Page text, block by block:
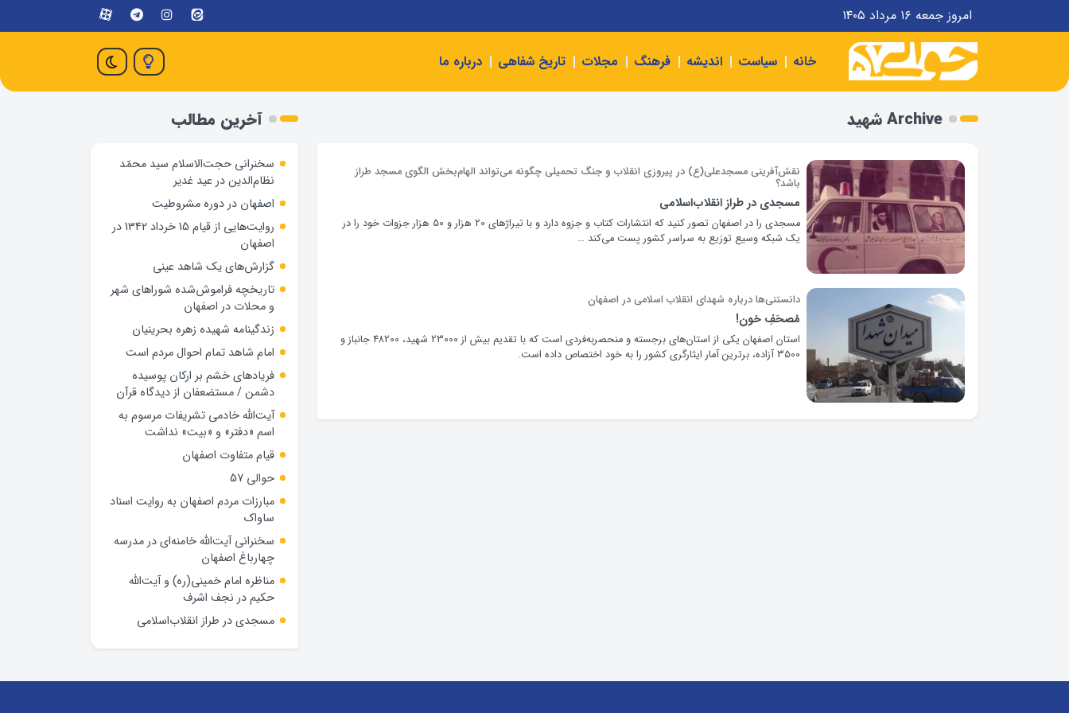
امروز جمعه ۱۶ مرداد ۱۴۰۵
خانه سیاست اندیشه فرهنگ مجلات تاریخ شفاهی درباره ما
Archive شهید
نقش‌آفرینی مسجدعلی(ع) در پیروزی انقلاب و جنگ تحمیلی چگونه می‌تواند الهام‌بخش الگوی مسجد طراز
باشد؟
مسجدی در طراز انقلاب‌اسلامی
مسجدی را در اصفهان تصور کنید که انتشارات کتاب و جزوه دارد و با تیراژهای 20 هزار و 50 هزار جزوات خود را در
یک شبکه وسیع توزیع به سراسر کشور پست می‌کند …
دانستنی‌ها درباره شهدای انقلاب اسلامی در اصفهان
مُصحَفِ خون!
استان اصفهان یکی از استان‌های برجسته و منحصربه‌فردی است که با تقدیم بیش از 23000 شهید، 48200 جانباز و
3500 آزاده، برترین آمار ایثارگری کشور را به خود اختصاص داده است.
آخرین مطالب
سخنرانی حجت‌الاسلام سید محمّد
نظام‌الدین در عید غدیر
اصفهان در دوره مشروطیت
روایت‌هایی از قیام 15 خرداد 1342 در
اصفهان
گزارش‌های یک شاهد عینی
تاریخچه فراموش‌شده شوراهای شهر
و محلات در اصفهان
زندگینامه شهيده زهره بحرينيان
امام شاهد تمام احوال مردم است
فریادهای خشم بر ارکان پوسیده
دشمن / مستضعفان از دیدگاه قرآن
آیت‌الله خادمی تشریفات مرسوم به
اسم «دفتر» و «بیت» نداشت
قیام متفاوت اصفهان
حوالی 57
مبارزات مردم اصفهان به روایت اسناد
ساواک
سخنرانی آیت‌الله خامنه‌ای در مدرسه
چهارباغ اصفهان
مناظره امام خمینی(ره) و آیت‌الله
حکیم در نجف اشرف
مسجدی در طراز انقلاب‌اسلامی